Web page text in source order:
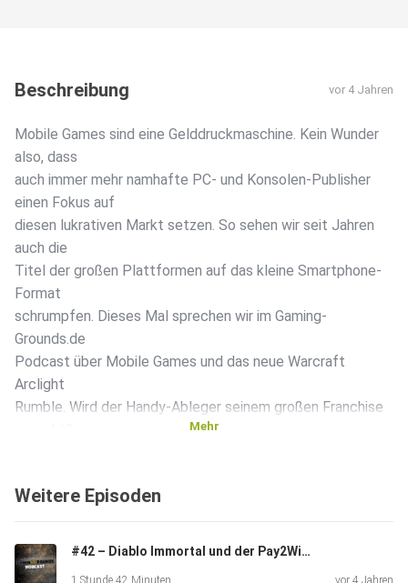
Beschreibung vor 4 Jahren
Mobile Games sind eine Gelddruckmaschine. Kein Wunder
also, dass
auch immer mehr namhafte PC- und Konsolen-Publisher
einen Fokus auf
diesen lukrativen Markt setzen. So sehen wir seit Jahren
auch die
Titel der großen Plattformen auf das kleine Smartphone-
Format
schrumpfen. Dieses Mal sprechen wir im Gaming-
Grounds.de
Podcast über Mobile Games und das neue Warcraft
Arclight
Rumble. Wird der Handy-Ableger seinem großen Franchise
GamingGroundsDe Lasst gerne einen Follow da, wenn ihr
Aufnahmesession verpassen wollt. Podcast mit
Video: https://youtu.be/pG9x9IfB4-U
Mehr
Weitere Episoden
#42 – Diablo Immortal und der Pay2Win Fluch #Werbung
1 Stunde 42 Minuten vor 4 Jahren